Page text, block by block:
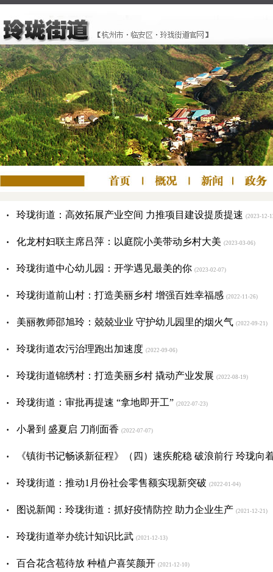
· 玲珑街道：高效拓展产业空间 力推项目建设提质提速 (2023-12-
· 化龙村妇联主席吕萍：以庭院小美带动乡村大美 (2023-03-06)
· 玲珑街道中心幼儿园：开学遇见最美的你 (2023-02-07)
· 玲珑街道前山村：打造美丽乡村 增强百姓幸福感 (2022-11-26)
· 美丽教师邵旭玲：兢兢业业 守护幼儿园里的烟火气 (2022-09-21)
· 玲珑街道农污治理跑出加速度 (2022-09-06)
· 玲珑街道锦绣村：打造美丽乡村 撬动产业发展 (2022-08-19)
· 玲珑街道：审批再提速 “拿地即开工” (2022-07-23)
· 小暑到 盛夏启 刀削面香 (2022-07-07)
· 《镇街书记畅谈新征程》（四）速疾舵稳 破浪前行 玲珑向
· 玲珑街道：推动1月份社会零售额实现新突破 (2022-01-04)
· 图说新闻：玲珑街道：抓好疫情防控 助力企业生产 (2021-12-21)
· 玲珑街道举办统计知识比武 (2021-12-13)
· 百合花含苞待放 种植户喜笑颜开 (2021-12-10)